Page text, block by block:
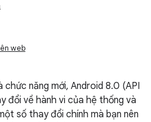
web
chức năng mới, Android 8.0 (API
đổi về hành vi của hệ thống và
số thay đổi chính mà bạn nên